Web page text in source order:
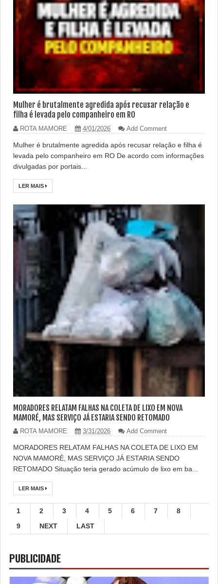
Mulher é brutalmente agredida após recusar relação e
filha é levada pelo companheiro em RO
ROTA MAMORE 4/01/2026 Add Comment
Mulher é brutalmente agredida após recusar relação e filha é
levada pelo companheiro em RO De acordo com informações
divulgadas por portais...
LER MAIS
MORADORES RELATAM FALHAS NA COLETA DE LIXO EM NOVA
MAMORÉ, MAS SERVIÇO JÁ ESTARIA SENDO RETOMADO
ROTA MAMORE 3/31/2026 Add Comment
MORADORES RELATAM FALHAS NA COLETA DE LIXO EM
NOVA MAMORÉ, MAS SERVIÇO JÁ ESTARIA SENDO
RETOMADO Situação teria gerado acúmulo de lixo em ba...
LER MAIS
1 2 3 4 5 6 7
8
9
NEXT LAST
PUBLICIDADE